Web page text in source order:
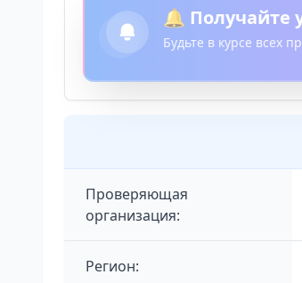
🔔 Получайте
Будьте в курсе всех
Проверяющая
организация:
Регион: